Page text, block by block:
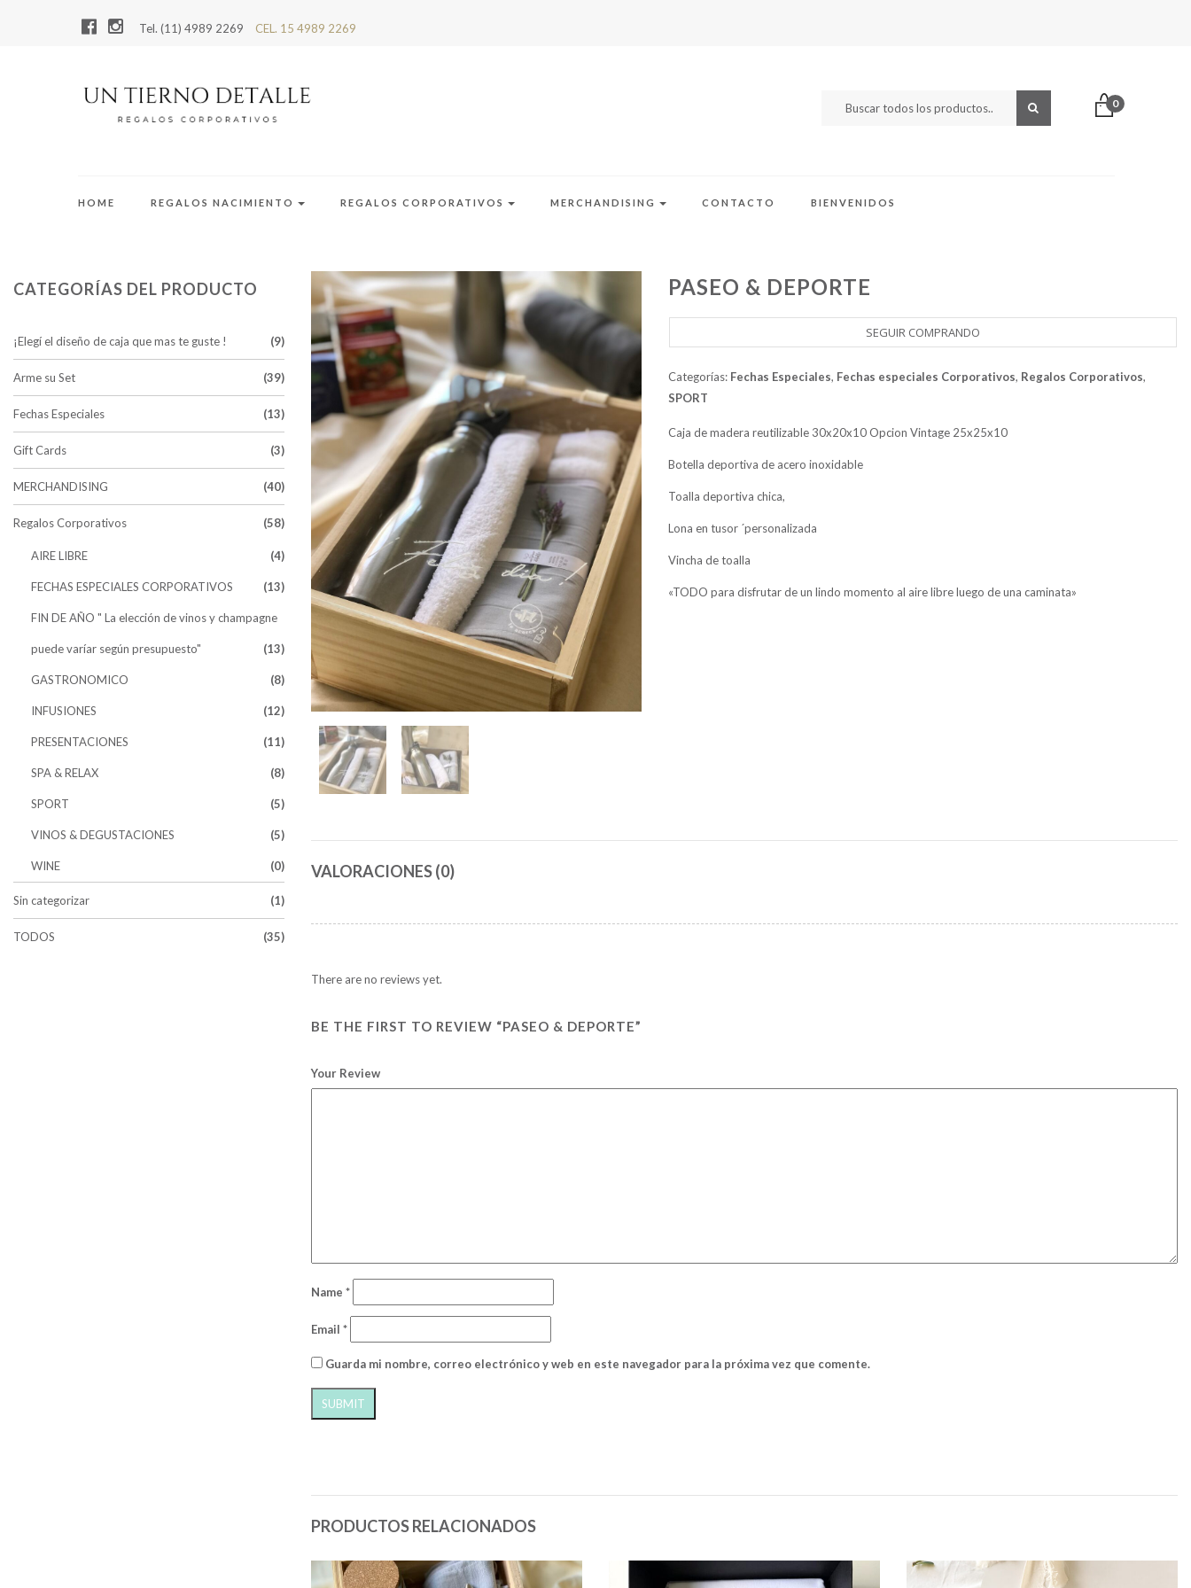
Tel. (11) 4989 2269 CEL. 15 4989 2269
0
HOME REGALOS NACIMIENTO REGALOS CORPORATIVOS MERCHANDISING CONTACTO BIENVENIDOS
CATEGORÍAS DEL PRODUCTO
¡Elegí el diseño de caja que mas te guste ! (9)
Arme su Set (39)
Fechas Especiales (13)
Gift Cards (3)
MERCHANDISING (40)
Regalos Corporativos (58)
AIRE LIBRE (4)
FECHAS ESPECIALES CORPORATIVOS (13)
FIN DE AÑO " La elección de vinos y champagne
puede varíar según presupuesto" (13)
GASTRONOMICO (8)
INFUSIONES (12)
PRESENTACIONES (11)
SPA & RELAX (8)
SPORT (5)
VINOS & DEGUSTACIONES (5)
WINE (0)
Sin categorizar (1)
TODOS (35)
PASEO & DEPORTE
SEGUIR COMPRANDO
Categorías: Fechas Especiales, Fechas especiales Corporativos, Regalos Corporativos,
SPORT
Caja de madera reutilizable 30x20x10 Opcion Vintage 25x25x10
Botella deportiva de acero inoxidable
Toalla deportiva chica,
Lona en tusor ´personalizada
Vincha de toalla
«TODO para disfrutar de un lindo momento al aire libre luego de una caminata»
VALORACIONES (0)
There are no reviews yet.
BE THE FIRST TO REVIEW “PASEO & DEPORTE”
Your Review
Name *
Email *
Guarda mi nombre, correo electrónico y web en este navegador para la próxima vez que comente.
PRODUCTOS RELACIONADOS